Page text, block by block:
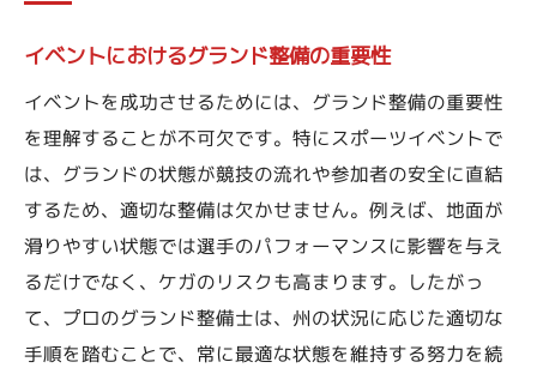
グランド整備で使われる最新技術
専門家が推奨するグランド整備のステップ
グランド整備における効率的な手法
参加者からの信頼を得るための整備法
天候に応じた柔軟なグランド整備の実践
雨上がり、今すぐ使いたいグラウンドに
グランド整備がもたらす競技の流れと安全性
イベントにおけるグランド整備の重要性
イベントを成功させるためには、グランド整備の重要性
を理解することが不可欠です。特にスポーツイベントで
は、グランドの状態が競技の流れや参加者の安全に直結
するため、適切な整備は欠かせません。例えば、地面が
滑りやすい状態では選手のパフォーマンスに影響を与え
るだけでなく、ケガのリスクも高まります。したがっ
て、プロのグランド整備士は、州の状況に応じた適切な
手順を踏むことで、常に最適な状態を維持する努力を続